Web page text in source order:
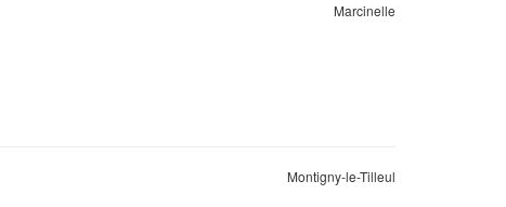
Marcinelle
Montigny-le-Tilleul